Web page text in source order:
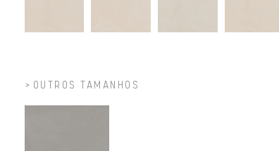
OUTROS TAMANHOS